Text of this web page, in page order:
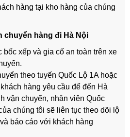
hàng tại kho hàng của chúng
chuyển hàng đi Hà Nội
bốc xếp và gia cố an toàn trên xe
theo tuyến Quốc Lộ 1A hoặc
hàng yêu cầu để đến Hà
vận chuyển, nhân viên Quốc
chúng tôi sẽ liên tục theo dõi lộ
báo cáo với khách hàng